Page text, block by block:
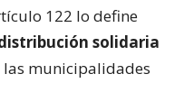
122 lo define
solidaria
las municipalidades